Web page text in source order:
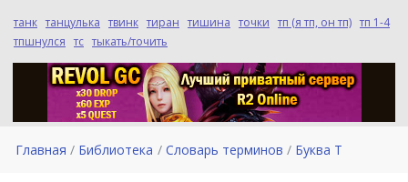
танк танцулька твинк тиран тишина точки тп (я тп, он тп) тп 1-4
тпшнулся тс тыкать/точить
Главная Библиотека Словарь терминов Буква Т